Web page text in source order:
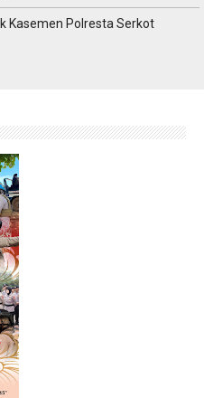
Kasemen Polresta Serkot